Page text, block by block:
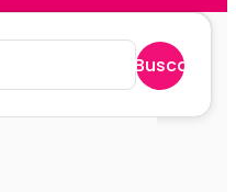
Buscar